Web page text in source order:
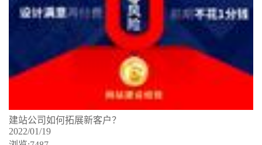
建站公司如何拓展新客户？
2022/01/19